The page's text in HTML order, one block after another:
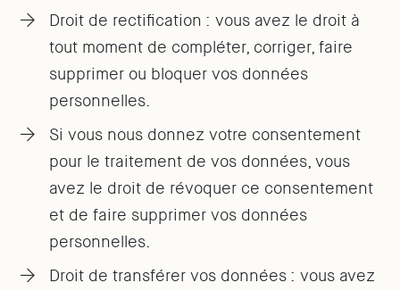
Droit de rectification : vous avez le droit à
tout moment de compléter, corriger, faire
supprimer ou bloquer vos données
personnelles.
Si vous nous donnez votre consentement
pour le traitement de vos données, vous
avez le droit de révoquer ce consentement
et de faire supprimer vos données
personnelles.
Droit de transférer vos données : vous avez